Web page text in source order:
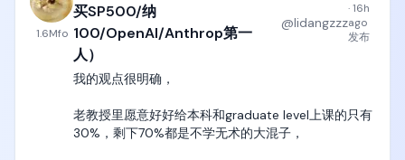
到了电机与电力拖动，三相交流电机这个绕组怎么算
磁通量积分，磁通量和电压电流为什么是这个关系，
为什么这么设计整流逆变，又他妈吃半年狗屎，
电子类绝大多数专业课，是根本就他妈不跟你聊设
学，不学滚，
于油盐不进的状态，整个人跟个大傻逼一样，行尸走
肉存活在自己行业和岗位上，几乎没有任何转行和试
错的可能性，哪怕创业也只是弱智脑瘫傻逼都能干的
奶茶、咖啡、烘焙三件套，让他们学炒个鱼香肉丝，
他们都死活学不会。
小学初中高中不学习，不是你的错，不是学习的错，
可能是老师的错，可能是你所在家庭和环境的错，
1.6Mfo
买SP500/纳
100/OpenAI/Anthrop第一
人）
@lidangzzz
·16h
ago
发布
我的观点很明确，
老教授里愿意好好给本科和graduate level上课的只有
30%，剩下70%都是不学无术的大混子，